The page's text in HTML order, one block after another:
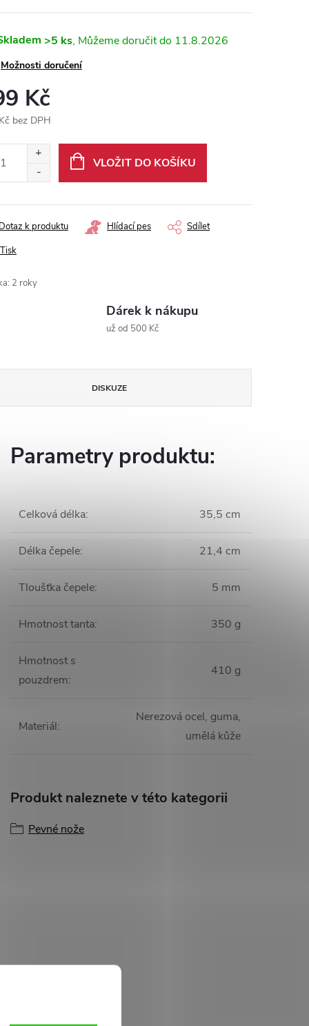
>5 ks 11.8.2026
Možnosti doručení
Kč
bez DPH
VLOŽIT DO KOŠÍKU
Tisk
k produktu Hlídací pes Sdílet
: 2 roky
Dárek k nákupu
už od 500 Kč
DISKUZE
Parametry produktu:
Celková délka: 35,5 cm
Délka čepele: 21,4 cm
Tloušťka čepele: 5 mm
Hmotnost tanta: 350 g
Hmotnost s
pouzdrem:
410 g
Materiál:
Nerezová ocel, guma,
umělá kůže
Produkt naleznete v této kategorii
Pevné nože